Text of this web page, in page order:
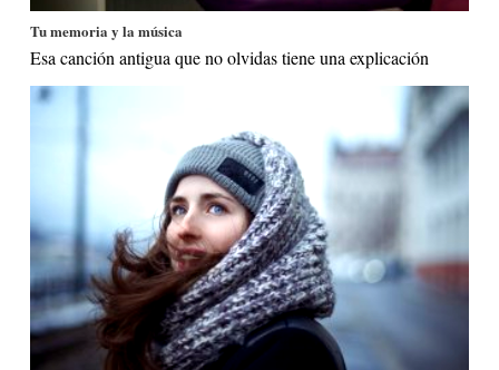
Tu memoria y la música
Esa canción antigua que no olvidas tiene una explicación